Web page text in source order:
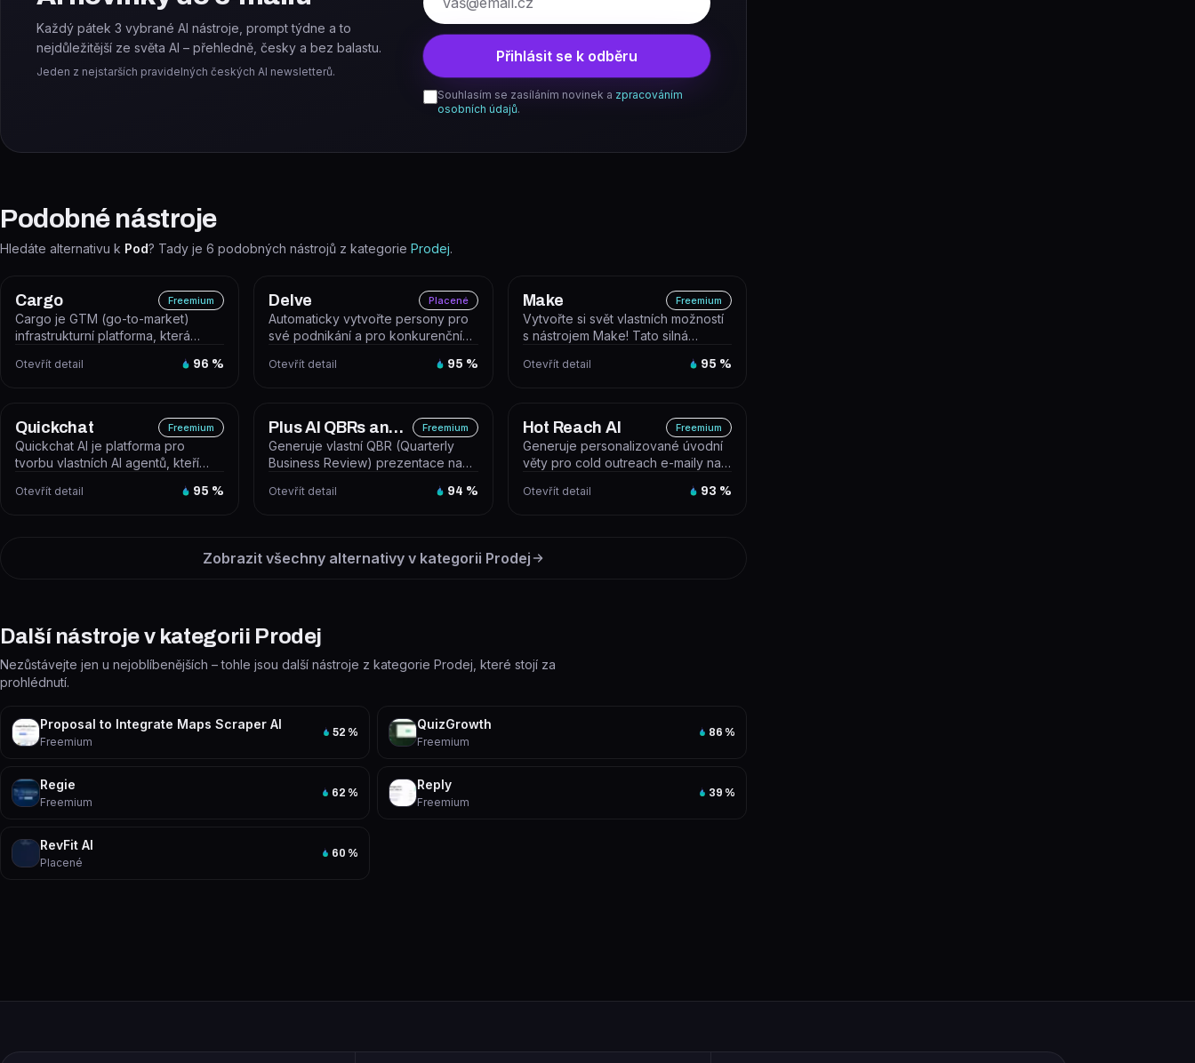
Každý pátek 3 vybrané AI nástroje, prompt týdne a to
nejdůležitější ze světa AI – přehledně, česky a bez balastu.
Jeden z nejstarších pravidelných českých AI newsletterů.
Přihlásit se k odběru
Souhlasím se zasíláním novinek a zpracováním
osobních údajů.
Podobné nástroje
Hledáte alternativu k Pod? Tady je 6 podobných nástrojů z kategorie Prodej.
Cargo Freemium
Cargo je GTM (go-to-market)
infrastrukturní platforma, která
marketingovým...
Otevřít detail 96 %
Delve Placené
Automaticky vytvořte persony pro
své podnikání a pro konkurenční
Otevřít detail 95 %
Make Freemium
Vytvořte si svět vlastních možností
s nástrojem Make! Tato silná
Otevřít detail 95 %
Quickchat Freemium
Quickchat AI je platforma pro
tvorbu vlastních AI agentů, kteří
podporu...
Otevřít detail 95 %
Plus AI QBRs and Sales Decks Freemium
Generuje vlastní QBR (Quarterly
Business Review) prezentace na
Otevřít detail 94 %
Hot Reach AI Freemium
Generuje personalizované úvodní
věty pro cold outreach e-maily na
Otevřít detail 93 %
Zobrazit všechny alternativy v kategorii Prodej
Další nástroje v kategorii Prodej
Nezůstávejte jen u nejoblíbenějších – tohle jsou další nástroje z kategorie Prodej, které stojí za
prohlédnutí.
Proposal to Integrate Maps Scraper AI
Freemium
52 %
QuizGrowth
Freemium
86 %
Regie
Freemium
62 %
Reply
Freemium
39 %
RevFit AI
Placené
60 %